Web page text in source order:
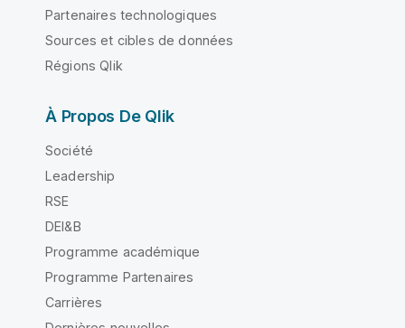
Partenaires technologiques
Sources et cibles de données
Régions Qlik
À Propos De Qlik
Société
Leadership
RSE
DEI&B
Programme académique
Programme Partenaires
Carrières